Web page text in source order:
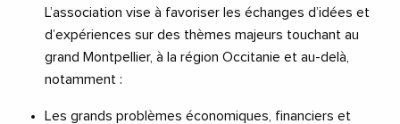
L’association vise à favoriser les échanges d’idées et
d’expériences sur des thèmes majeurs touchant au
grand Montpellier, à la région Occitanie et au-delà,
notamment :
Les grands problèmes économiques, financiers et